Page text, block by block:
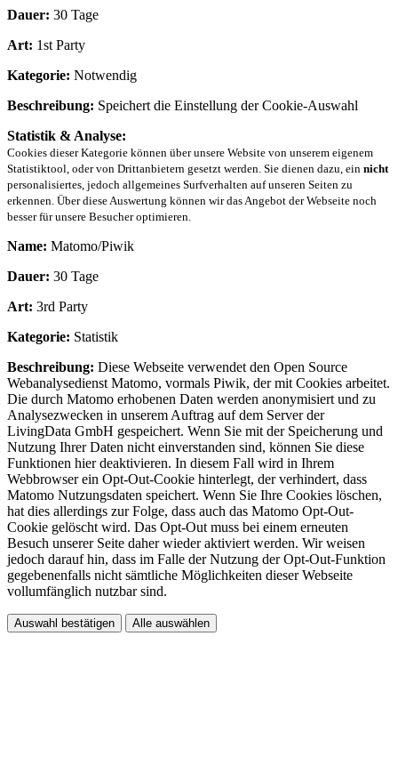
Dauer: 30 Tage
Art: 1st Party
Kategorie: Notwendig
Beschreibung: Speichert die Einstellung der Cookie-Auswahl
Statistik & Analyse:
Cookies dieser Kategorie können über unsere Website von unserem eigenem
Statistiktool, oder von Drittanbietern gesetzt werden. Sie dienen dazu, ein nicht
personalisiertes, jedoch allgemeines Surfverhalten auf unseren Seiten zu
erkennen. Über diese Auswertung können wir das Angebot der Webseite noch
besser für unsere Besucher optimieren.
Name: Matomo/Piwik
Dauer: 30 Tage
Art: 3rd Party
Kategorie: Statistik
Beschreibung: Diese Webseite verwendet den Open Source
Webanalysedienst Matomo, vormals Piwik, der mit Cookies arbeitet.
Die durch Matomo erhobenen Daten werden anonymisiert und zu
Analysezwecken in unserem Auftrag auf dem Server der
LivingData GmbH gespeichert. Wenn Sie mit der Speicherung und
Nutzung Ihrer Daten nicht einverstanden sind, können Sie diese
Funktionen hier deaktivieren. In diesem Fall wird in Ihrem
Webbrowser ein Opt-Out-Cookie hinterlegt, der verhindert, dass
Matomo Nutzungsdaten speichert. Wenn Sie Ihre Cookies löschen,
hat dies allerdings zur Folge, dass auch das Matomo Opt-Out-
Cookie gelöscht wird. Das Opt-Out muss bei einem erneuten
Besuch unserer Seite daher wieder aktiviert werden. Wir weisen
jedoch darauf hin, dass im Falle der Nutzung der Opt-Out-Funktion
gegebenenfalls nicht sämtliche Möglichkeiten dieser Webseite
vollumfänglich nutzbar sind.
Auswahl bestätigen Alle auswählen